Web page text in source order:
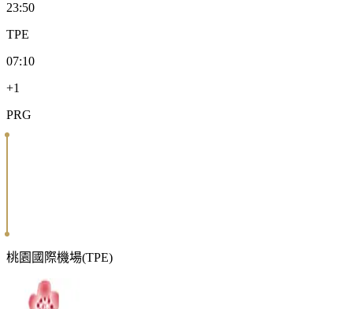
23:50
TPE
07:10
+1
PRG
桃園國際機場(TPE)